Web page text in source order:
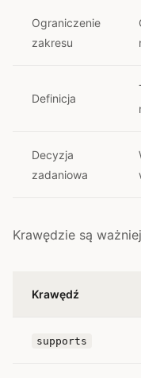
Ograniczenie
zakresu
Definicja
Decyzja
zadaniowa
Krawędzie są
Krawędź
supports